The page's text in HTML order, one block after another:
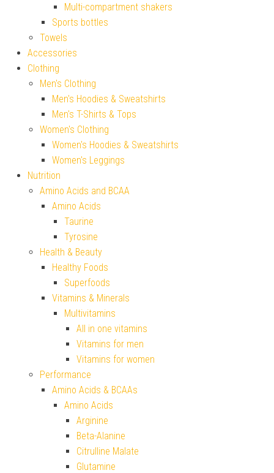
Multi-compartment shakers
Sports bottles
Towels
Accessories
Clothing
Men's Clothing
Men's Hoodies & Sweatshirts
Men's T-Shirts & Tops
Women's Clothing
Women's Hoodies & Sweatshirts
Women's Leggings
Nutrition
Amino Acids and BCAA
Amino Acids
Taurine
Tyrosine
Health & Beauty
Healthy Foods
Superfoods
Vitamins & Minerals
Multivitamins
All in one vitamins
Vitamins for men
Vitamins for women
Performance
Amino Acids & BCAAs
Amino Acids
Arginine
Beta-Alanine
Citrulline Malate
Glutamine